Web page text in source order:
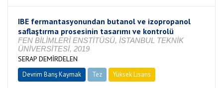
IBE fermantasyonundan butanol ve izopropanol
saflaştırma prosesinin tasarımı ve kontrolü
FEN BİLİMLERİ ENSTİTÜSÜ, İSTANBUL TEKNİK
ÜNİVERSİTESİ, 2019
SERAP DEMİRDELEN
Devrim Barış Kaymak Tez Yüksek Lisans